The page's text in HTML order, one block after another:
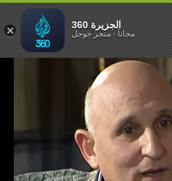
وأخطاؤه
الجزيرة 360
مجاناً-متجر جوجل